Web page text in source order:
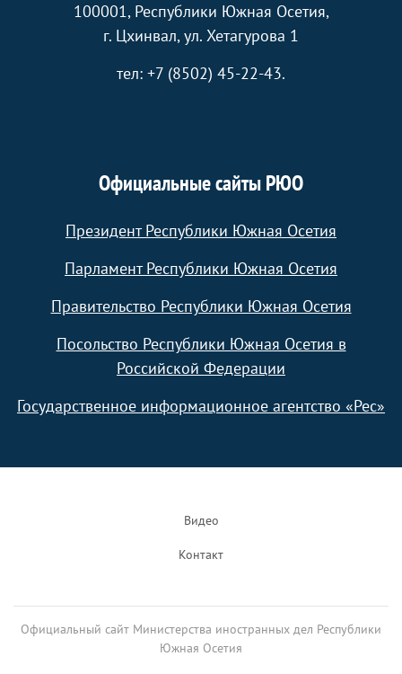
100001, Республики Южная Осетия,
г. Цхинвал, ул. Хетагурова 1
тел: +7 (8502) 45-22-43.
Официальные сайты РЮО
Президент Республики Южная Осетия
Парламент Республики Южная Осетия
Правительство Республики Южная Осетия
Посольство Республики Южная Осетия в
Российской Федерации
Государственное информационное агентство «Рес»
Видео
Контакт
Официальный сайт Министерства иностранных дел Республики
Южная Осетия